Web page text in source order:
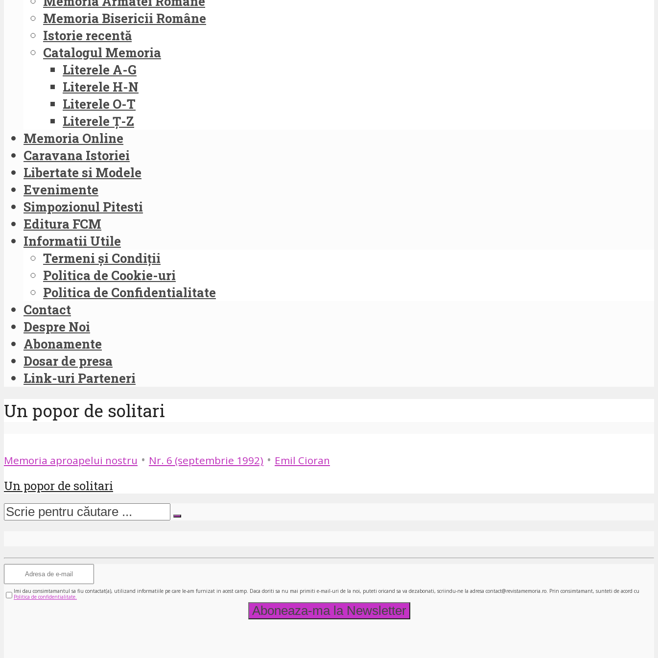
Memoria Bisericii Române
Istorie recentă
Catalogul Memoria
Literele A-G
Literele H-N
Literele O-T
Literele Ț-Z
Memoria Online
Caravana Istoriei
Libertate si Modele
Evenimente
Simpozionul Pitesti
Editura FCM
Informatii Utile
Termeni și Condiții
Politica de Cookie-uri
Politica de Confidentialitate
Contact
Despre Noi
Abonamente
Dosar de presa
Link-uri Parteneri
Un popor de solitari
Memoria aproapelui nostru • Nr. 6 (septembrie 1992) • Emil Cioran
Un popor de solitari
Imi dau consimtamantul sa fiu contactat(a), utilizand informatiile pe care le-am furnizat in acest camp. Daca doriti sa nu mai primiti e-mail-uri de la noi, puteti oricand sa va dezabonati, scriindu-ne la adresa contact@revistamemoria.ro. Prin consimtamant, sunteti de acord cu
Politica de confidentialitate.